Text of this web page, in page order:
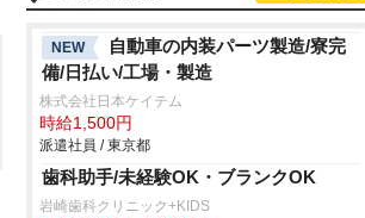
NEW
自動車の内装パーツ製造/寮完
備/日払い/工場・製造
株式会社日本ケイテム
時給1,500円
派遣社員 / 東京都
歯科助手/未経験OK・ブランクOK
崎歯科クリニック+KIDS